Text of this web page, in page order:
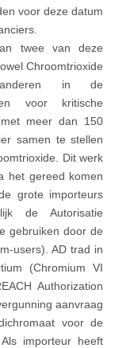
voor deze datum
twee van deze
Chroomtrioxide
in de
voor kritische
meer dan 150
samen te stellen
Dit werk
het gereed komen
grote importeurs
de Autorisatie
gebruiken door de
users). AD trad in
(Chromium VI
Authorization
aanvraag
voor de
importeur heeft